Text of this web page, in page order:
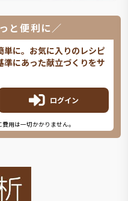
と便利に／
単に。お気に入りのレシピ
にあった献立づくりをサ
ログイン
用は一切かかりません。